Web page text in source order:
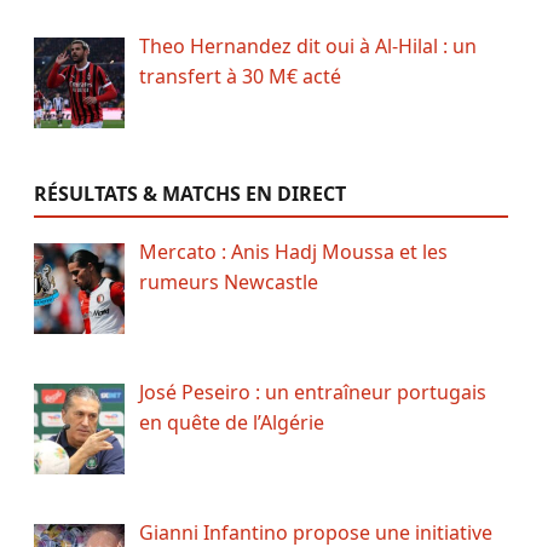
Theo Hernandez dit oui à Al-Hilal : un
transfert à 30 M€ acté
RÉSULTATS & MATCHS EN DIRECT
Mercato : Anis Hadj Moussa et les
rumeurs Newcastle
José Peseiro : un entraîneur portugais
en quête de l’Algérie
Gianni Infantino propose une initiative